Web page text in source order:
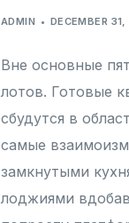
ADMIN DECEMBER
Вне основные
лотов. Готовые
сбудутся в
самые
замкнутыми
лоджиями